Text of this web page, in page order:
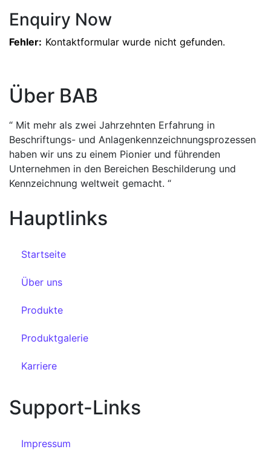
Enquiry Now
Fehler: Kontaktformular wurde nicht gefunden.
Über BAB
“ Mit mehr als zwei Jahrzehnten Erfahrung in
Beschriftungs- und Anlagenkennzeichnungsprozessen
haben wir uns zu einem Pionier und führenden
Unternehmen in den Bereichen Beschilderung und
Kennzeichnung weltweit gemacht. “
Hauptlinks
Startseite
Über uns
Produkte
Produktgalerie
Karriere
Support-Links
Impressum